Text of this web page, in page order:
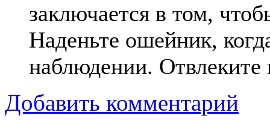
заключается в том,
Наденьте ошейник,
наблюдении.
Добавить комментарий